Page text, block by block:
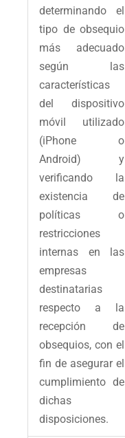
determinando el
tipo de obsequio
más adecuado
según las
características
del dispositivo
móvil utilizado
(iPhone o
Android) y
verificando la
existencia de
políticas o
restricciones
internas en las
empresas
destinatarias
respecto a la
recepción de
obsequios, con el
fin de asegurar el
cumplimiento de
dichas
disposiciones.